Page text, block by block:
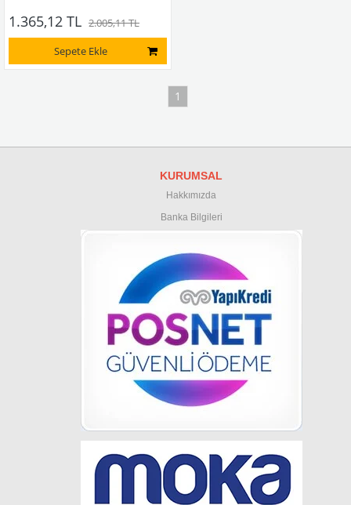
1.365,12 TL 2.005,11 TL
Sepete Ekle
1
KURUMSAL
Hakkımızda
Banka Bilgileri